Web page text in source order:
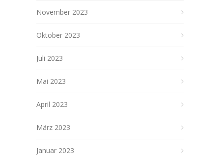
November 2023
Oktober 2023
Juli 2023
Mai 2023
April 2023
März 2023
Januar 2023